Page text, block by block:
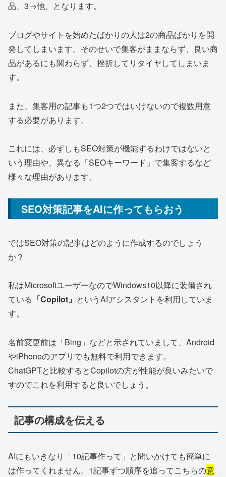
品、3→他、となります。
ブログやサイトを始めたばかりの人は2の商品ばかりを開
発してしまいます。そのせいで集客がままならず、良い商
品があるにも関わらず、挫折してリタイヤしてしまいま
す。
また、集客用の記事も1つ2つではいけないので複数用意
する必要があります。
これには、必ずしもSEO対策が機能するわけではないと
いう理由や、異なる「SEOキーワード」で集客するなど
様々な理由があります。
SEO対策記事をAIに作ってもらおう
ではSEO対策の記事はどのように作成するのでしょう
か？
私はMicrosoftユーザーなのでWindows10以降に装備され
ている 「Copilot」 というAIアシスタントを利用していま
す。
名前変更前は「Bing」などと示されていまして、Android
やiPhoneのアプリでも無料で利用できます。
ChatGPTと比較するとCopilotの方が性能が良いみたいで
すのでこれを利用すると良いでしょう。
記事の構成を伝える
AIにもいきなり「10記事作って」と問いかけても簡単に
は作ってくれません。1記事ずつ順序を追ってこちらの意